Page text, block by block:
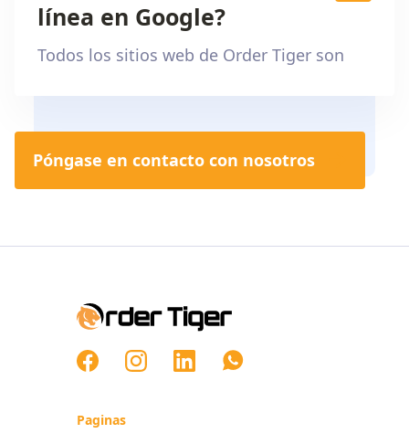
línea en Google?
Todos los sitios web de Order Tiger son
Póngase en contacto con nosotros
Paginas